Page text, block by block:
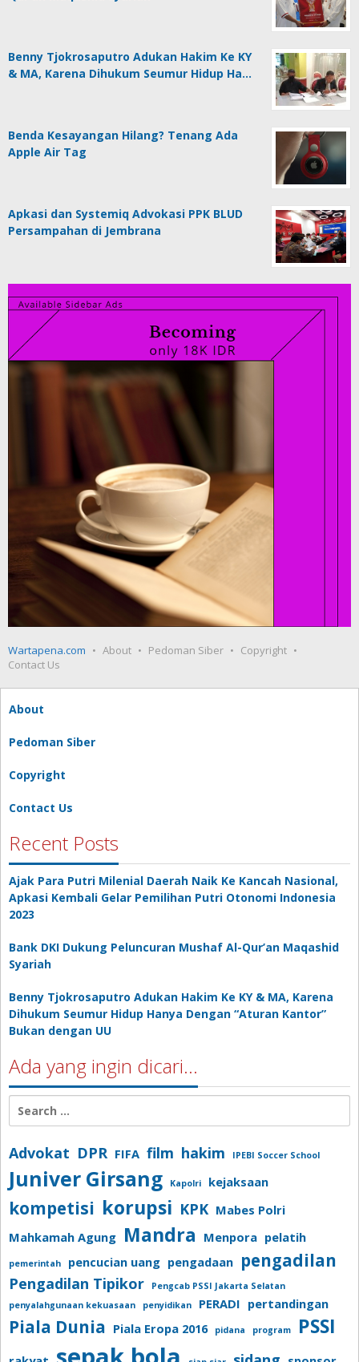
Benny Tjokrosaputro Adukan Hakim Ke KY
& MA, Karena Dihukum Seumur Hidup Ha…
Benda Kesayangan Hilang? Tenang Ada
Apple Air Tag
Apkasi dan Systemiq Advokasi PPK BLUD
Persampahan di Jembrana
Wartapena.com About Pedoman Siber
Copyright
Contact Us
About
Pedoman Siber
Copyright
Contact Us
Recent Posts
Ajak Para Putri Milenial Daerah Naik Ke Kancah Nasional,
Apkasi Kembali Gelar Pemilihan Putri Otonomi Indonesia
2023
Bank DKI Dukung Peluncuran Mushaf Al-Qur’an Maqashid
Syariah
Benny Tjokrosaputro Adukan Hakim Ke KY & MA, Karena
Dihukum Seumur Hidup Hanya Dengan “Aturan Kantor”
Bukan dengan UU
Ada yang ingin dicari…
for:
Advokat DPR FIFA film hakim IPEBI Soccer School
Juniver Girsang Kapolri kejaksaan
kompetisi korupsi KPK Mabes Polri
Mahkamah Agung Mandra Menpora pelatih
pemerintah pencucian uang pengadaan pengadilan
Pengadilan Tipikor
Pengcab PSSI Jakarta Selatan
penyalahgunaan kekuasaan
penyidikan PERADI pertandingan
Piala Dunia Piala Eropa 2016 pidana program PSSI